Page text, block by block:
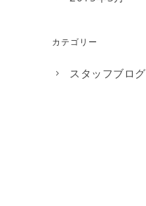
カテゴリー
スタッフブログ